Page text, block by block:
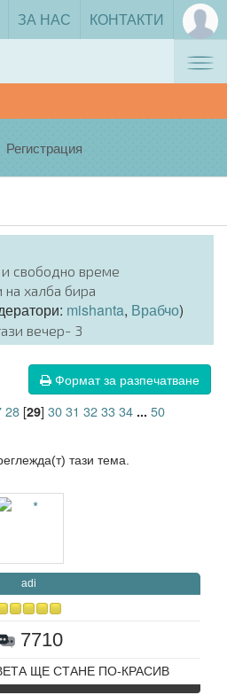
ЗА НАС КОНТАКТИ
Регистрация
свободно време
халба бира
mishanta, Врабчо)
вечер- 3
Формат за разпечатване
28[29] 3031 323334 ... 50
тази тема.
adi
7710
ЩЕ СТАНЕ ПО-КРАСИВ